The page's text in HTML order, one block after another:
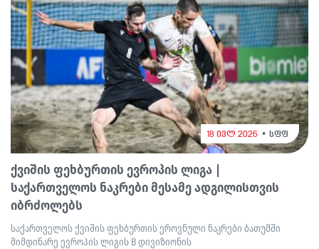
18 ივლ 2026 სფფ
ქვიშის ფეხბურთის ევროპის ლიგა |
საქართველოს ნაკრები მესამე ადგილისთვის
იბრძოლებს
საქართველოს ქვიშის ფეხბურთის ეროვნული ნაკრები ბათუმში
მიმდინარე ევროპის ლიგის B დივიზიონის